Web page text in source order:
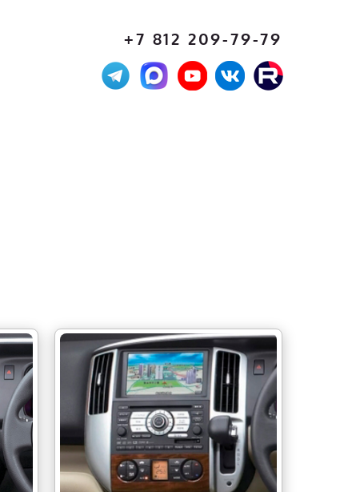
+7 812 209-79-79